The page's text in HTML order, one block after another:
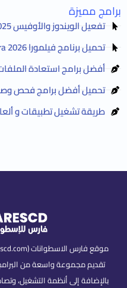
برامج مميزة
تفعيل الويندوز والأوفيس HEU KMS Activator 2025
تحميل برنامج فيلمورا Filmora 2026 مع التفعيل
أفضل برامج استعادة الملفات
تحميل أفضل برامج فحص
طريقة تشغيل تطبيقات و
تقديم مجموعة واسعة من
بالإضافة إلى أنظمة التشغيل،